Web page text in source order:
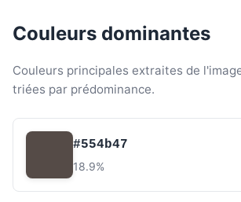
Couleurs dominantes
Couleurs principales extraites de
triées par prédominance.
#554b47
18.9%